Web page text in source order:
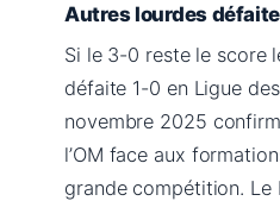
Autres lourdes
Si le 3-0 reste le score
défaite 1-0 en Ligue
novembre 2025
l’OM face aux
grande compétition. Le